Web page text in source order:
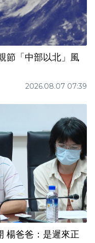
節「中部以北」風
2026.08.07 07:39
楊爸爸：是遲來正